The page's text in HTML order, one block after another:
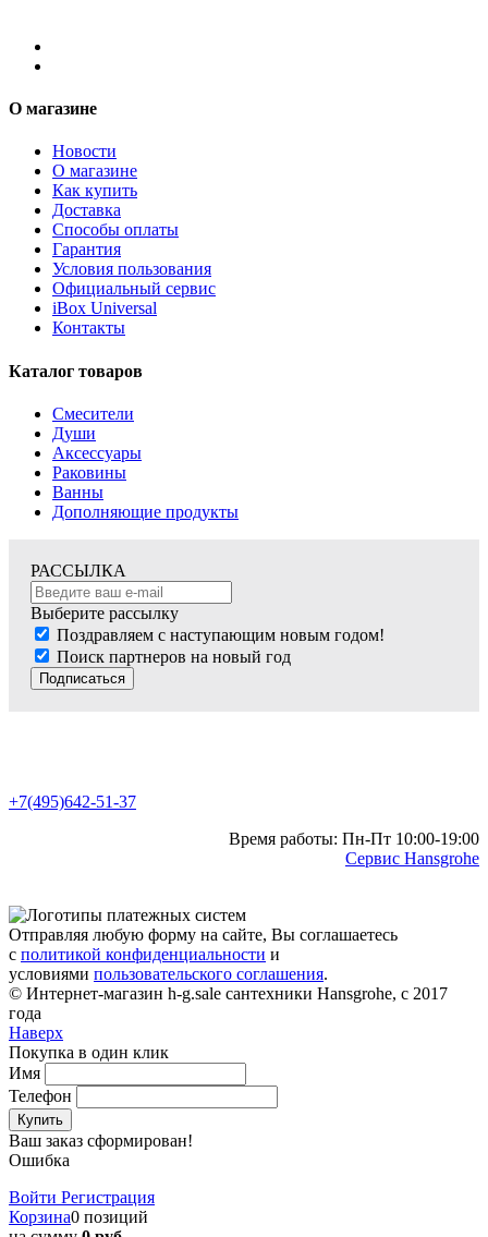
О магазине
Новости
О магазине
Как купить
Доставка
Способы оплаты
Гарантия
Условия пользования
Официальный сервис
iBox Universal
Контакты
Каталог товаров
Смесители
Души
Аксессуары
Раковины
Ванны
Дополняющие продукты
РАССЫЛКА
Выберите рассылку
Поздравляем с наступающим новым годом!
Поиск партнеров на новый год
Подписаться
+7(495)642-51-37
Время работы: Пн-Пт 10:00-19:00
Сервис Hansgrohe
Отправляя любую форму на сайте, Вы соглашаетесь
с политикой конфиденциальности и
условиями пользовательского соглашения.
© Интернет-магазин h-g.sale сантехники Hansgrohe, с 2017
года
Наверх
Покупка в один клик
Имя
Телефон
Купить
Ваш заказ сформирован!
Ошибка
Войти Регистрация
Корзина0 позиций